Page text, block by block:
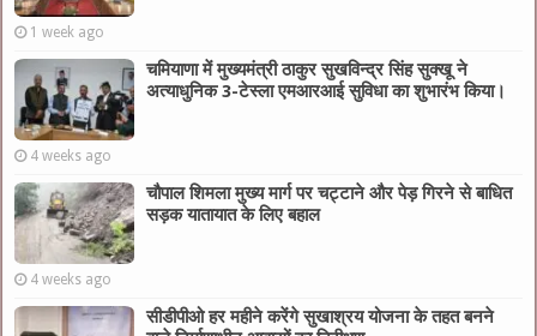
1 week ago
चमियाणा में मुख्यमंत्री ठाकुर सुखविन्द्र सिंह सुक्खू ने
अत्याधुनिक 3-टेस्ला एमआरआई सुविधा का शुभारंभ किया।
4 weeks ago
चौपाल शिमला मुख्य मार्ग पर चट्टाने और पेड़ गिरने से बाधित
सड़क यातायात के लिए बहाल
4 weeks ago
सीडीपीओ हर महीने करेंगे सुखाश्रय योजना के तहत बनने